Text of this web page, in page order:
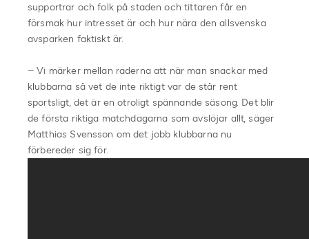
supportrar och folk på staden och tittaren får en
försmak hur intresset är och hur nära den allsvenska
avsparken faktiskt är.
– Vi märker mellan raderna att när man snackar med
klubbarna så vet de inte riktigt var de står rent
sportsligt, det är en otroligt spännande säsong. Det blir
de första riktiga matchdagarna som avslöjar allt, säger
Matthias Svensson om det jobb klubbarna nu
förbereder sig för.